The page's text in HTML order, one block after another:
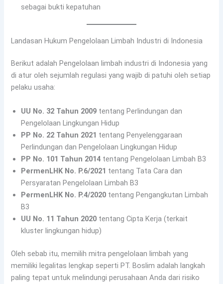
sebagai bukti kepatuhan
Landasan Hukum Pengelolaan Limbah Industri di Indonesia
Berikut adalah Pengelolaan limbah industri di Indonesia yang
di atur oleh sejumlah regulasi yang wajib di patuhi oleh setiap
pelaku usaha:
UU No. 32 Tahun 2009 tentang Perlindungan dan
Pengelolaan Lingkungan Hidup
PP No. 22 Tahun 2021 tentang Penyelenggaraan
Perlindungan dan Pengelolaan Lingkungan Hidup
PP No. 101 Tahun 2014 tentang Pengelolaan Limbah B3
PermenLHK No. P.6/2021 tentang Tata Cara dan
Persyaratan Pengelolaan Limbah B3
PermenLHK No. P.4/2020 tentang Pengangkutan Limbah
B3
UU No. 11 Tahun 2020 tentang Cipta Kerja (terkait
kluster lingkungan hidup)
Oleh sebab itu, memilih mitra pengelolaan limbah yang
memiliki legalitas lengkap seperti PT. Boslim adalah langkah
paling tepat untuk melindungi perusahaan Anda dari risiko